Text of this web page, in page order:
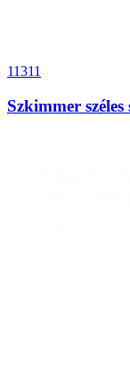
11311
Szkimmer